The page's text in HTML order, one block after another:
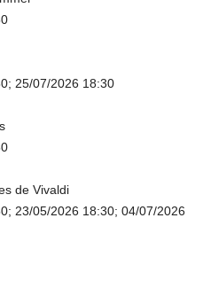
25/07/2026 18:30
de Vivaldi
23/05/2026 18:30; 04/07/2026